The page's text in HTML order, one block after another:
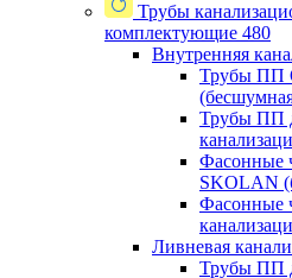
Трубы
комплектующие 480
Внутренняя
Трубы ПП
Трубы ПП
Фасонные
SKOLAN
Фасонные
Ливневая
Трубы ПП